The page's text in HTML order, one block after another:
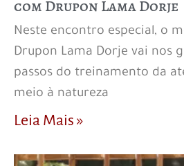
com Drupon Lama Dorje
Neste encontro especial, o
Drupon Lama Dorje vai nos
passos do treinamento da
meio à natureza
Leia Mais »